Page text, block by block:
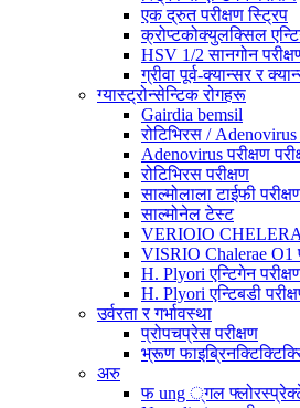
एक द्रुत परीक्षण स्ट्रिप
क्रोप्टकोक्युलक्सिल
HSV 1/2 सानगोन
ग्रीवा पूर्व-क्यान्सर र
ग्यास्ट्रोन्सेन्टिक रोगहरू
Gairdia bemsil
रोटिभिरस / Adenovirus
Adenovirus परीक्षण
रोटिभिरस परीक्षण
साल्मोलाला टाईफी
साल्मोनेल टेस्ट
VERIOIO
VISRIO Chalerae O1
H. Plyori एन्टिगेन
H. Plyori एन्टिबडी
उर्वरता र गर्भावस्था
प्रोपचप्रेस परीक्षण
भ्रूण
अरु
फ ung ्गल